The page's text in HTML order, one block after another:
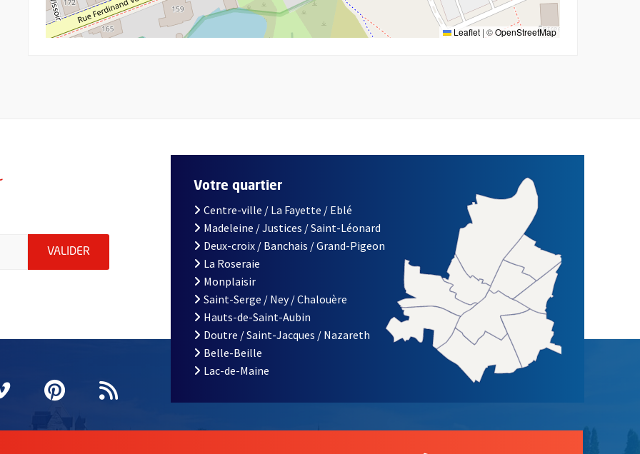
Leaflet | ©OpenStreetMap
indiquez votre email (champ obligatoire)
VALIDER ENVOYER MA DEMANDE D'INSCRIPTION À LA LETTRE D'INFORMATION DE LA VILLE D'ANGERS
fenêtrefenêtre
une nouvelle fenêtre
Vimeo
, Ouvre une nouvelle fenêtre
Pinterest
, Ouvre une nouvelle fenêtre
Flux RSS
Votre quartier
Centre-ville / La Fayette / Eblé
Madeleine / Justices / Saint-Léonard
Deux-croix / Banchais / Grand-Pigeon
La Roseraie
Monplaisir
Saint-Serge / Ney / Chalouère
Hauts-de-Saint-Aubin
Doutre / Saint-Jacques / Nazareth
Belle-Beille
Lac-de-Maine